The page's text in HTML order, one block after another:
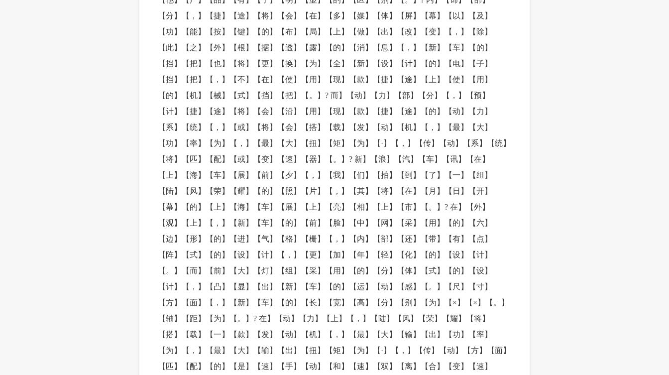
【分】【，】【捷】【途】【将】【会】【在】【多】【媒】【体】【屏】【幕】【以】【及】
【功】【能】【按】【键】【的】【布】【局】【上】【做】【出】【改】【变】【，】【除】
【此】【之】【外】【根】【据】【透】【露】【的】【消】【息】【，】【新】【车】【的】
【挡】【把】【也】【将】【更】【换】【为】【全】【新】【设】【计】【的】【电】【子】
【挡】【把】【，】【不】【在】【使】【用】【现】【款】【捷】【途】【上】【使】【用】
【的】【机】【械】【式】【挡】【把】【。】? 而】【动】【力】【部】【分】【，】【预】
【计】【捷】【途】【将】【会】【沿】【用】【现】【款】【捷】【途】【的】【动】【力】
【系】【统】【，】【或】【将】【会】【搭】【载】【发】【动】【机】【，】【最】【大】
【功】【率】【为】【，】【最】【大】【扭】【矩】【为】【·】【，】【传】【动】【系】【统】
【将】【匹】【配】【或】【变】【速】【器】【。】? 新】【浪】【汽】【车】【讯】【在】
【上】【海】【车】【展】【前】【夕】【，】【我】【们】【拍】【到】【了】【一】【组】
【陆】【风】【荣】【耀】【的】【照】【片】【，】【其】【将】【在】【月】【日】【开】
【幕】【的】【上】【海】【车】【展】【上】【亮】【相】【上】【市】【。】? 在】【外】
【观】【上】【，】【新】【车】【的】【前】【脸】【中】【网】【采】【用】【的】【六】
【边】【形】【的】【进】【气】【格】【栅】【，】【内】【部】【还】【带】【有】【点】
【阵】【式】【的】【设】【计】【，】【更】【加】【年】【轻】【化】【的】【设】【计】
【。】【而】【前】【大】【灯】【组】【采】【用】【的】【分】【体】【式】【的】【设】
【计】【，】【凸】【显】【出】【新】【车】【的】【运】【动】【感】【。】【尺】【寸】
【方】【面】【，】【新】【车】【的】【长】【宽】【高】【分】【别】【为】【×】【×】【。】
【轴】【距】【为】【。】? 在】【动】【力】【上】【，】【陆】【风】【荣】【耀】【将】
【搭】【载】【一】【款】【发】【动】【机】【，】【最】【大】【输】【出】【功】【率】
【为】【，】【最】【大】【输】【出】【扭】【矩】【为】【·】【，】【传】【动】【方】【面】
【匹】【配】【的】【是】【速】【手】【动】【和】【速】【双】【离】【合】【变】【速】